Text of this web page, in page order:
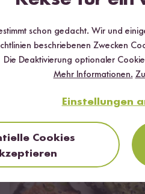
kannst du
schon gedacht. Wir und
beschriebenen Zwecken
Die Deaktivierung optionaler
Mehr Informationen.
Einstellungen
Cookies